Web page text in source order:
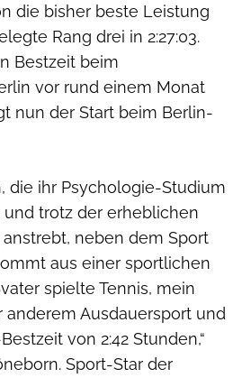
die bisher beste Leistung
Rang drei in 2:27:03.
Bestzeit beim
vor rund einem Monat
nun der Start beim Berlin-
die ihr Psychologie-Studium
trotz der erheblichen
neben dem Sport
aus einer sportlichen
spielte Tennis, mein
Ausdauersport und
von 2:42 Stunden,“
Sport-Star der